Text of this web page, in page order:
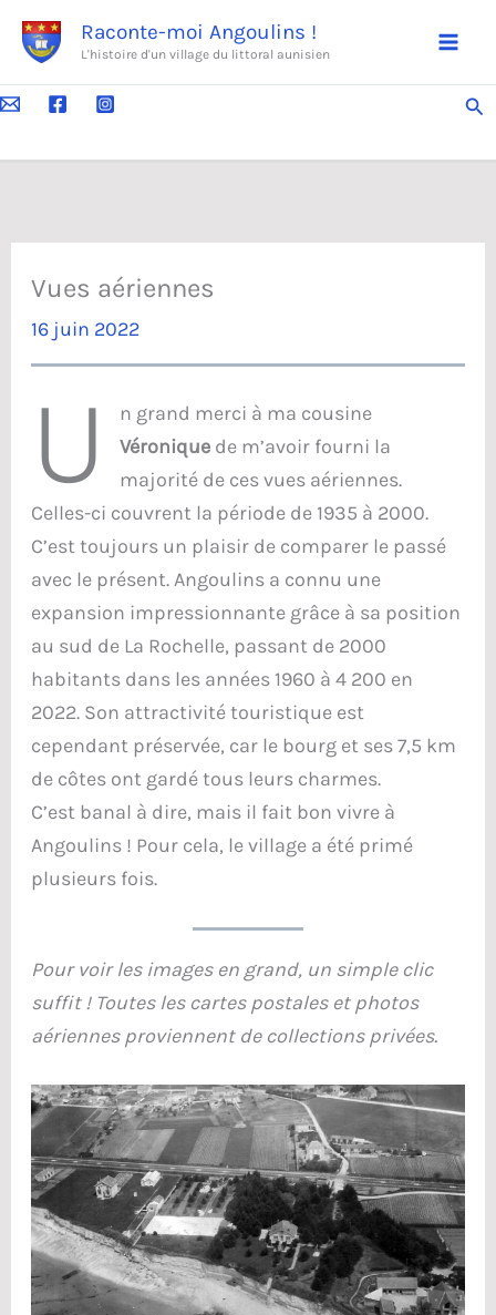
Aller
contenu
Raconte-moi Angoulins !
L'histoire d'un village du littoral aunisien
Vues aériennes
16 juin 2022
U
n grand merci à ma cousine
Véronique de m’avoir fourni la
majorité de ces vues aériennes.
Celles-ci couvrent la période de 1935 à 2000.
C’est toujours un plaisir de comparer le passé
avec le présent. Angoulins a connu une
expansion impressionnante grâce à sa position
au sud de La Rochelle, passant de 2000
habitants dans les années 1960 à 4 200 en
2022. Son attractivité touristique est
cependant préservée, car le bourg et ses 7,5 km
de côtes ont gardé tous leurs charmes.
C’est banal à dire, mais il fait bon vivre à
Angoulins ! Pour cela, le village a été primé
plusieurs fois.
Pour voir les images en grand, un simple clic
suffit ! Toutes les cartes postales et photos
aériennes proviennent de collections privées.